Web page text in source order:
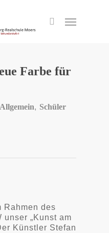
Menu
Farbe für
Allgemein, Schüler
Rahmen des
unser „Kunst am
Künstler Stefan